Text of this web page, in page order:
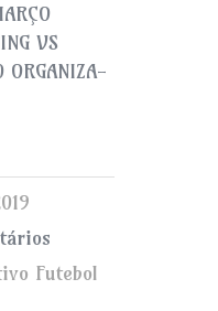
VS
ORGANIZA-
Futebol